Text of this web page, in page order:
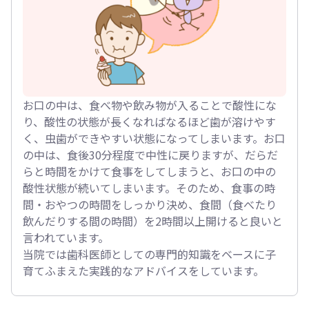
お口の中は、食べ物や飲み物が入ることで酸性にな
り、酸性の状態が長くなればなるほど歯が溶けやす
く、虫歯ができやすい状態になってしまいます。お口
の中は、食後30分程度で中性に戻りますが、だらだ
らと時間をかけて食事をしてしまうと、お口の中の
酸性状態が続いてしまいます。そのため、食事の時
間・おやつの時間をしっかり決め、食間（食べたり
飲んだりする間の時間）を2時間以上開けると良いと
言われています。
当院では歯科医師としての専門的知識をベースに子
育てふまえた実践的なアドバイスをしています。